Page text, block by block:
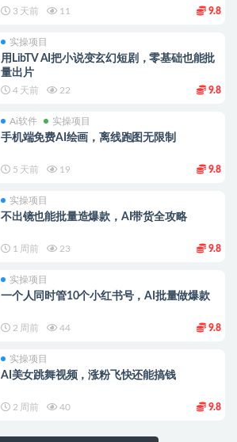
3 天前 11 9.8
实操项目
用LibTV AI把小说变玄幻短剧，零基础也能批
量出片
4 天前 22 9.8
Ai软件 实操项目
手机端免费AI绘画，离线跑图无限制
5 天前 19 9.8
实操项目
不出镜也能批量造爆款，AI带货全攻略
1 周前 23 9.8
实操项目
一个人同时管10个小红书号，AI批量做爆款
2 周前 44 9.8
实操项目
AI美女跳舞视频，涨粉飞快还能搞钱
2 周前 40 9.8